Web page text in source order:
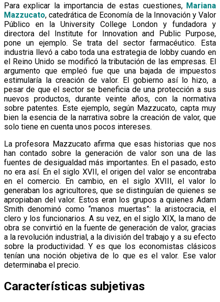
Para explicar la importancia de estas cuestiones, Mariana
Mazzucato, catedrática de Economía de la Innovación y Valor
Público en la University College London y fundadora y
directora del Institute for Innovation and Public Purpose,
pone un ejemplo. Se trata del sector farmacéutico. Esta
industria llevó a cabo toda una estrategia de lobby cuando en
el Reino Unido se modificó la tributación de las empresas. El
argumento que empleó fue que una bajada de impuestos
estimularía la creación de valor. El gobierno así lo hizo, a
pesar de que el sector se beneficia de una protección a sus
nuevos productos, durante veinte años, con la normativa
sobre patentes. Este ejemplo, según Mazzucato, capta muy
bien la esencia de la narrativa sobre la creación de valor, que
solo tiene en cuenta unos pocos intereses.
La profesora Mazzucato afirma que esas historias que nos
han contado sobre la generación de valor son una de las
fuentes de desigualdad más importantes. En el pasado, esto
no era así. En el siglo XVII, el origen del valor se encontraba
en el comercio. En cambio, en el siglo XVIII, el valor lo
generaban los agricultores, que se distinguían de quienes se
apropiaban del valor. Estos eran los grupos a quienes Adam
Smith denominó como “manos muertas”: la aristocracia, el
clero y los funcionarios. A su vez, en el siglo XIX, la mano de
obra se convirtió en la fuente de generación de valor, gracias
a la revolución industrial, a la división del trabajo y a su efecto
sobre la productividad. Y es que los economistas clásicos
tenían una noción objetiva de lo que es el valor. Ese valor
determinaba el precio.
Características subjetivas